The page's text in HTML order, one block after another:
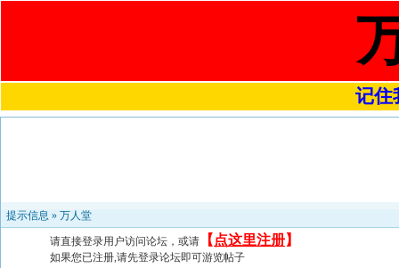
记住
提示信息 » 万人堂
请直接登录用户访问论坛，或请 【 点这里注册】
如果您已注册,请先登录论坛即可游览帖子